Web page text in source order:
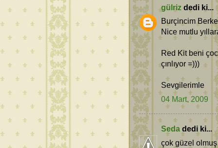
gülriz dedi ki...
Burçincim
Nice mutlu
Red Kit beni
çınlıyor =)))
Sevgilerimle
04 Mart, 2009
Seda dedi ki...
çok güzel